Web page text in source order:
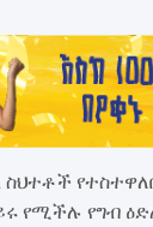
ስህተቶች
የሚችሉ የግብ